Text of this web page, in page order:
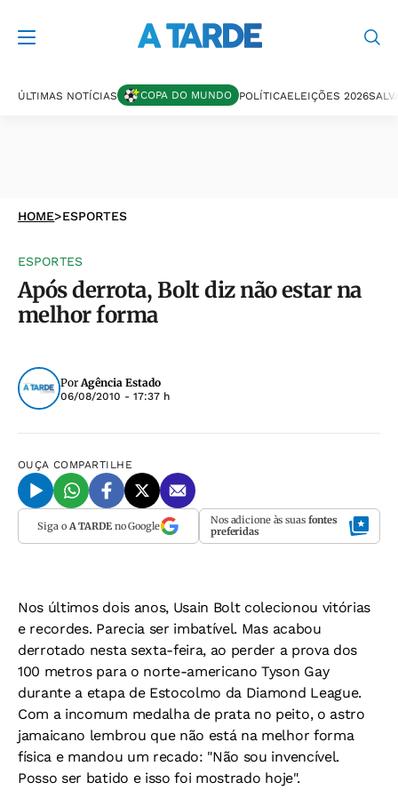
ÚLTIMAS NOTÍCIAS COPA DO MUNDO POLÍTICAELEIÇÕES 2026
HOME>ESPORTES
ESPORTES
Após derrota, Bolt diz não estar na
melhor forma
PorAgência Estado
06/08/2010 - 17:37 h
OUÇA COMPARTILHE
Siga o A TARDEno Google Nos adicione às suas fontes
preferidas
Nos últimos dois anos, Usain Bolt colecionou vitórias
e recordes. Parecia ser imbatível. Mas acabou
derrotado nesta sexta-feira, ao perder a prova dos
100 metros para o norte-americano Tyson Gay
durante a etapa de Estocolmo da Diamond League.
Com a incomum medalha de prata no peito, o astro
jamaicano lembrou que não está na melhor forma
física e mandou um recado: "Não sou invencível.
Posso ser batido e isso foi mostrado hoje".